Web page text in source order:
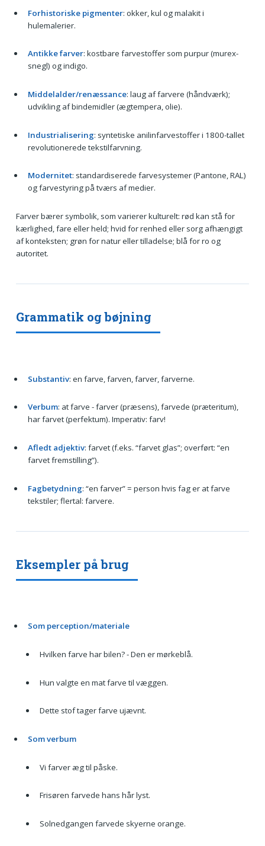
Forhistoriske pigmenter: okker, kul og malakit i
hulemalerier.
Antikke farver: kostbare farvestoffer som purpur (murex-
snegl) og indigo.
Middelalder/renæssance: laug af farvere (håndværk);
udvikling af bindemidler (ægtempera, olie).
Industrialisering: syntetiske anilinfarvestoffer i 1800-tallet
revolutionerede tekstilfarvning.
Modernitet: standardiserede farvesystemer (Pantone, RAL)
og farvestyring på tværs af medier.
Farver bærer symbolik, som varierer kulturelt: rød kan stå for
kærlighed, fare eller held; hvid for renhed eller sorg afhængigt
af konteksten; grøn for natur eller tilladelse; blå for ro og
autoritet.
Grammatik og bøjning
Substantiv: en farve, farven, farver, farverne.
Verbum: at farve - farver (præsens), farvede (præteritum),
har farvet (perfektum). Imperativ: farv!
Afledt adjektiv: farvet (f.eks. “farvet glas”; overført: “en
farvet fremstilling”).
Fagbetydning: “en farver” = person hvis fag er at farve
tekstiler; flertal: farvere.
Eksempler på brug
Som perception/materiale
Hvilken farve har bilen? - Den er mørkeblå.
Hun valgte en mat farve til væggen.
Dette stof tager farve ujævnt.
Som verbum
Vi farver æg til påske.
Frisøren farvede hans hår lyst.
Solnedgangen farvede skyerne orange.